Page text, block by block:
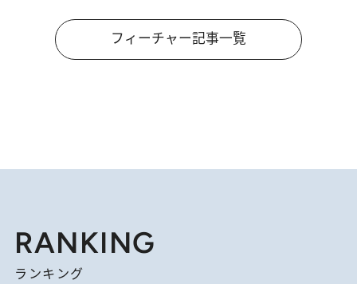
フィーチャー記事一覧
RANKING
ランキング